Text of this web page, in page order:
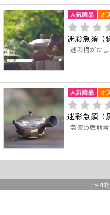
迷彩急須（
迷彩柄がお
迷彩急須（
急須の産地
1 ～4